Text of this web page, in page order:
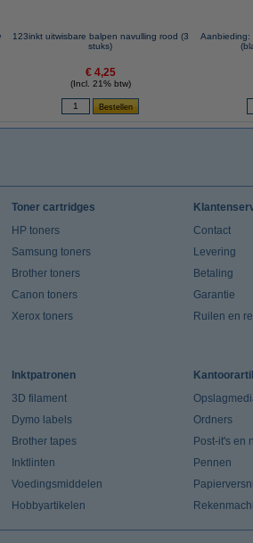
123inkt uitwisbare balpen navulling rood (3
stuks)
€ 4,25
(Incl. 21% btw)
Aanbieding:
Toner cartridges
HP toners
Samsung toners
Brother toners
Canon toners
Xerox toners
Contact
Levering
Betaling
Garantie
Ruilen en
Inktpatronen
3D filament
Dymo labels
Brother tapes
Inktlinten
Voedingsmiddelen
Hobbyartikelen
Ordners
Post-it's en
Pennen